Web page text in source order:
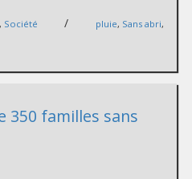
, Société / pluie, Sans abri,
350 familles sans